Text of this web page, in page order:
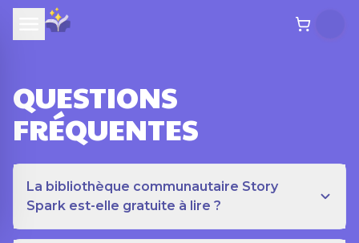
QUESTIONS
FRÉQUENTES
La bibliothèque communautaire Story
Spark est-elle gratuite à lire ?